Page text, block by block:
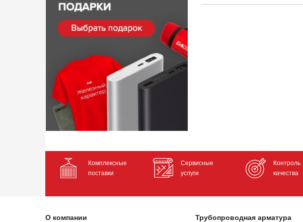
Комплексные
поставки
Сервисные
услуги
Контроль
качества
О компании Трубопроводная арматура